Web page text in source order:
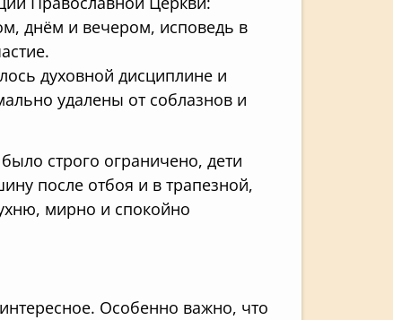
днём и вечером, исповедь в
духовной дисциплине и
удалены от соблазнов и
строго ограничено, дети
после отбоя и в трапезной,
мирно и спокойно
Особенно важно, что